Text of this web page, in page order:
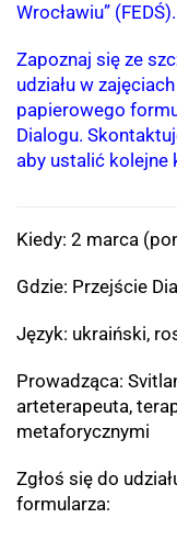
Wrocławiu” (FEDŚ).
Zapoznaj się ze
udziału w
papierowego
Dialogu.
aby ustalić kolejne
Kiedy: 2 marca
Gdzie: Przejście
Język: ukraiński,
Prowadząca:
arteterapeuta,
metaforycznymi
Zgłoś się do
formularza: